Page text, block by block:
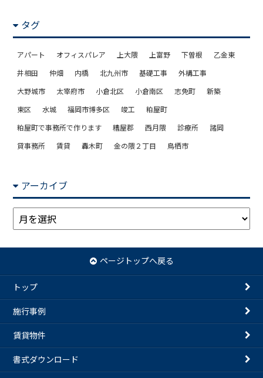
タグ
アパート オフィスパレア 上大隈 上富野 下曽根
乙金東
井相田
仲畑 内橋 北九州市 基礎工事
外構工事
大野城市
太宰府市 小倉北区 小倉南区 志免町
新築
東区
水城 福岡市博多区 竣工
粕屋町
粕屋町で事務所で作ります
糟屋郡 西月隈 診療所
諸岡
貸事務所
賃貸 轟木町 金の隈２丁目 鳥栖市
アーカイブ
ア
ー
ブ
ページトップへ戻る
トップ
施行事例
賃貸物件
書式ダウンロード